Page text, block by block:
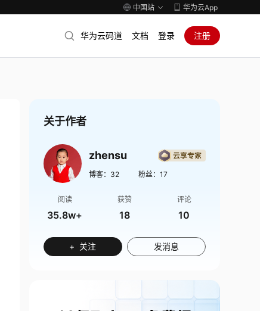
中国站 华为云App
华为云码道 文档 登录 注册
关于作者
zhensu
博客： 32 粉丝： 17
阅读
35.8w+
获赞
18
评论
10
+ 关注 发消息